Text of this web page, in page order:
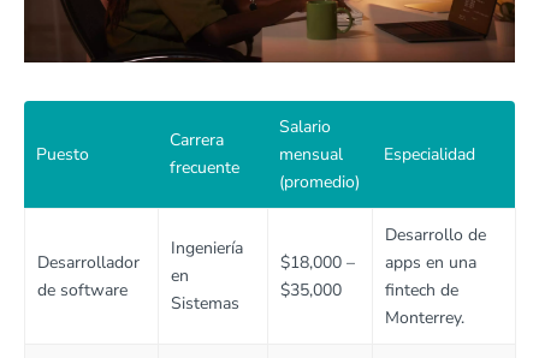
Puesto
Carrera
frecuente
Salario
mensual
(promedio)
Especialidad
Desarrollador
de software
Ingeniería
en
Sistemas
$18,000 –
$35,000
Desarrollo de
apps en una
fintech de
Monterrey.